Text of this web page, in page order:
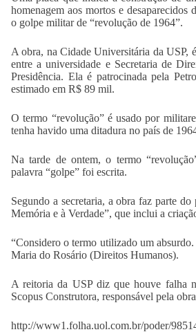
homenagem aos mortos e desaparecidos
o golpe militar de “revolução de 1964”.
A obra, na Cidade Universitária da USP,
entre a universidade e Secretaria de
Presidência. Ela é patrocinada pela
estimado em R$ 89 mil.
O termo “revolução” é usado por
tenha havido uma ditadura no país de
Na tarde de ontem, o termo
palavra “golpe” foi escrita.
Segundo a secretaria, a obra faz parte
Memória e à Verdade”, que inclui a
“Considero o termo utilizado um
Maria do Rosário (Direitos Humanos).
A reitoria da USP diz que houve falha
Scopus Construtora, responsável pela
http://www1.folha.uol.com.br/poder/